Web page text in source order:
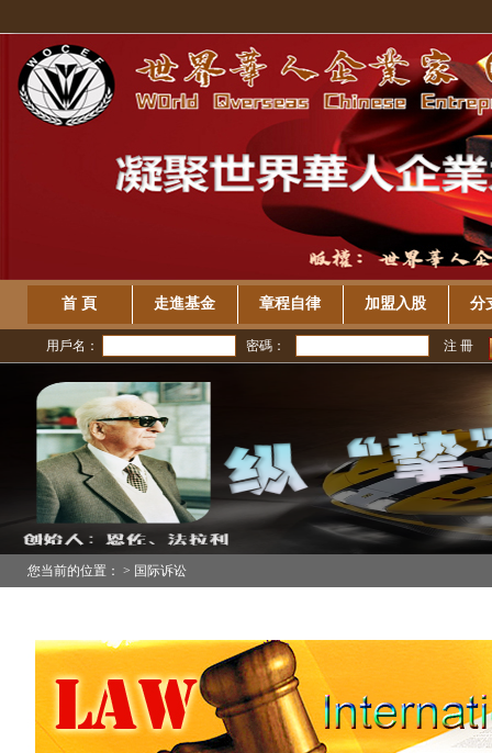
首 頁 走進基金 章程自律 加盟入股 分
用戶名： 密碼： 注 冊
您当前的位置： > 国际诉讼